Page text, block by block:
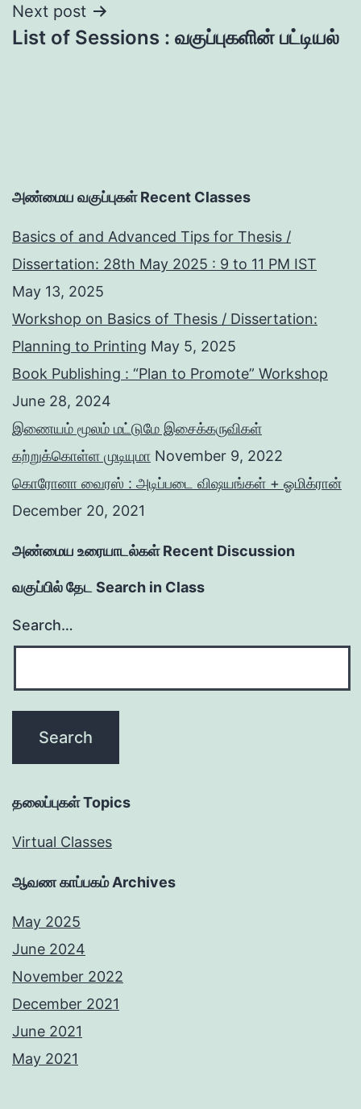
Next post
List of Sessions : வகுப்புகளின் பட்டியல்
அண்மைய வகுப்புகள் Recent Classes
Basics of and Advanced Tips for Thesis /
Dissertation: 28th May 2025 : 9 to 11 PM IST
May 13, 2025
Workshop on Basics of Thesis / Dissertation:
Planning to Printing May 5, 2025
Book Publishing : “Plan to Promote” Workshop
June 28, 2024
இணையம் மூலம் மட்டுமே இசைக்கருவிகள்
கற்றுக்கொள்ள முடியுமா November 9, 2022
கொரோனா வைரஸ் : அடிப்படை விஷயங்கள் + ஓமிக்ரான்
December 20, 2021
அண்மைய உரையாடல்கள் Recent Discussion
வகுப்பில் தேட Search in Class
Search…
தலைப்புகள் Topics
Virtual Classes
ஆவண காப்பகம் Archives
May 2025
June 2024
November 2022
December 2021
June 2021
May 2021